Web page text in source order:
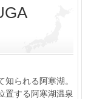
られる阿寒湖。
置する阿寒湖温泉